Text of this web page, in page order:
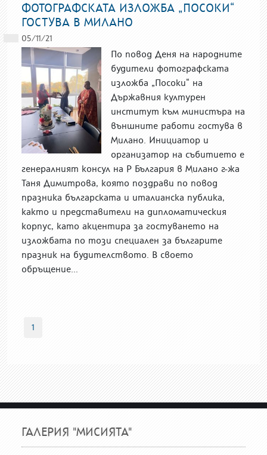
ФОТОГРАФСКАТА ИЗЛОЖБА „ПОСОКИ“
ГОСТУВА В МИЛАНО
05/11/21
По повод Деня на народните
будители фотографската
изложба „Посоки“ на
Държавния културен
институт към министъра на
външните работи гостува в
Милано. Инициатор и
организатор на събитието е
генералният консул на Р България в Милано г-жа
Таня Димитрова, която поздрави по повод
празника българската и италианска публика,
както и представители на дипломатическия
корпус, като акцентира за гостуването на
изложбата по този специален за българите
празник на будителството. В своето
обръщение...
1
ГАЛЕРИЯ "МИСИЯТА"